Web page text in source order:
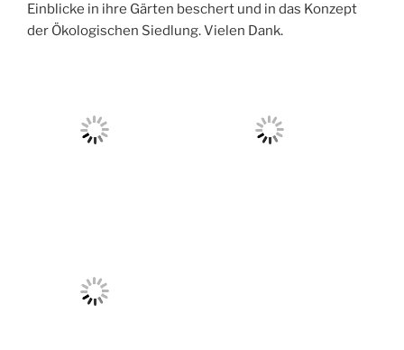
Einblicke in ihre Gärten beschert und in das Konzept
der Ökologischen Siedlung. Vielen Dank.